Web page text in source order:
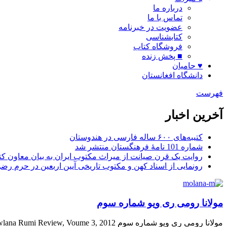
درباره ما
تماس با ما
عضویت در خبرنامه
کتابشناسی
فروشگاه کتاب
■ پخش زنده
♥ حامیان
دانشگاه افغانستان
فهرست
آخرین اخبار
کتیبه‌های ۶۰۰ ساله فارسی در هندوستان
شماره 101 نامۀ فرهنگستان منتشر شد
روایت یک قرن صیانت از میراث مکتوب ایران به بیان معاون
رونمایی از اسناد کهن و مکتوب تاریخی آیین اربعین در حرم
مولانا رومی ری ویو شماره سوم
مولانا رومی ری ویو شماره سوم Mawlana Rumi Review, Voume 3, 2012